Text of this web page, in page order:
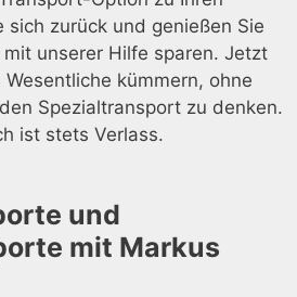
sich zurück und genießen Sie
unserer Hilfe sparen. Jetzt
kümmern, ohne
Spezialtransport zu denken.
ist stets Verlass.
und
mit Markus